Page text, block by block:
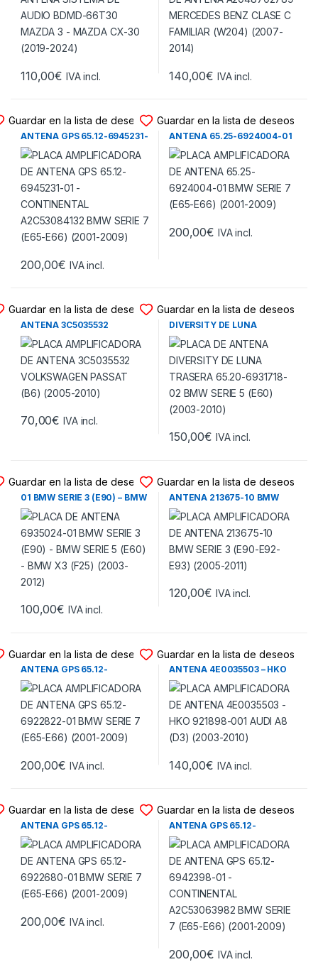
110,00€ IVA incl. 140,00€ IVA incl.
Guardar en la lista de deseos
PLACA AMPLIFICADORA DE
ANTENA GPS 65.12-6945231-
01 – CONTINENTAL
A2C53084132 BMW SERIE 7
(E65-E66) (2001-2009)
200,00€ IVA incl.
Guardar en la lista de deseos
PLACA AMPLIFICADORA DE
ANTENA 65.25-6924004-01
BMW SERIE 7 (E65-E66)
(2001-2009)
200,00€ IVA incl.
Guardar en la lista de deseos
PLACA AMPLIFICADORA DE
ANTENA 3C5035532
VOLKSWAGEN PASSAT (B6)
(2005-2010)
70,00€ IVA incl.
Guardar en la lista de deseos
PLACA DE ANTENA
DIVERSITY DE LUNA
TRASERA 65.20-6931718-02
BMW SERIE 5 (E60) (2003-
2010)
150,00€ IVA incl.
Guardar en la lista de deseos
PLACA DE ANTENA 6935024-
01 BMW SERIE 3 (E90) – BMW
SERIE 5 (E60) – BMW X3 (F25)
(2003-2012)
100,00€ IVA incl.
Guardar en la lista de deseos
PLACA AMPLIFICADORA DE
ANTENA 213675-10 BMW
SERIE 3 (E90-E92-E93)
(2005-2011)
120,00€ IVA incl.
Guardar en la lista de deseos
PLACA AMPLIFICADORA DE
ANTENA GPS 65.12-
6922822-01 BMW SERIE 7
(E65-E66) (2001-2009)
200,00€ IVA incl.
Guardar en la lista de deseos
PLACA AMPLIFICADORA DE
ANTENA 4E0035503 – HKO
921898-001 AUDI A8 (D3)
(2003-2010)
140,00€ IVA incl.
Guardar en la lista de deseos
PLACA AMPLIFICADORA DE
ANTENA GPS 65.12-
6922680-01 BMW SERIE 7
(E65-E66) (2001-2009)
200,00€ IVA incl.
Guardar en la lista de deseos
PLACA AMPLIFICADORA DE
ANTENA GPS 65.12-
6942398-01 – CONTINENTAL
A2C53063982 BMW SERIE 7
(E65-E66) (2001-2009)
200,00€ IVA incl.